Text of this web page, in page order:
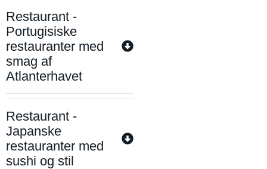
Restaurant -
Portugisiske
restauranter med
smag af
Atlanterhavet
Restaurant -
Japanske
restauranter med
sushi og stil